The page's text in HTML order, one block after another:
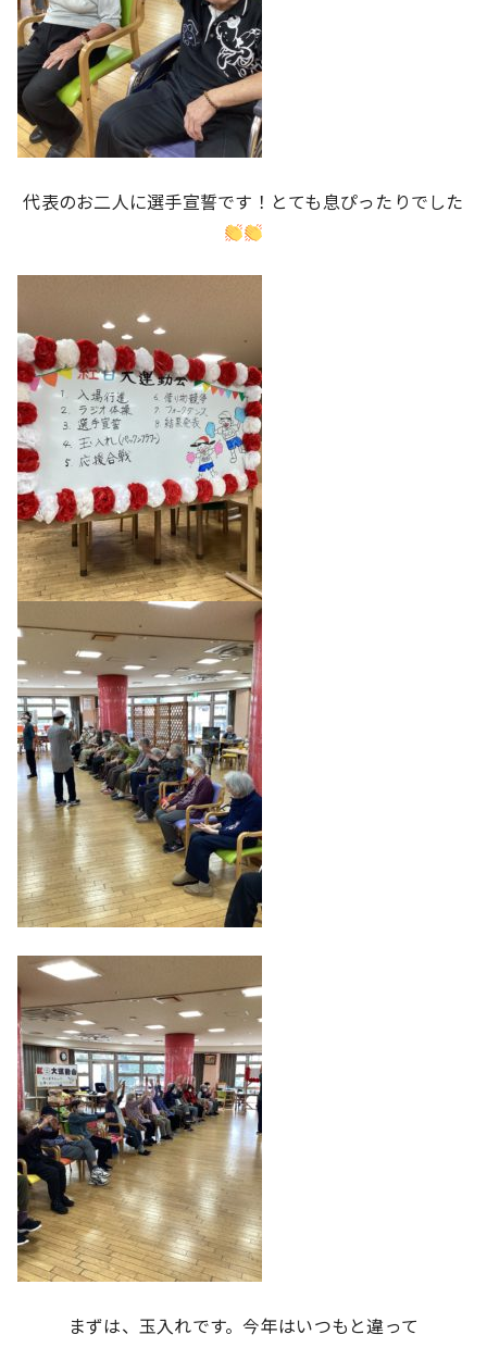
代表のお二人に選手宣誓です！とても息ぴったりでした
まずは、玉入れです。今年はいつもと違って